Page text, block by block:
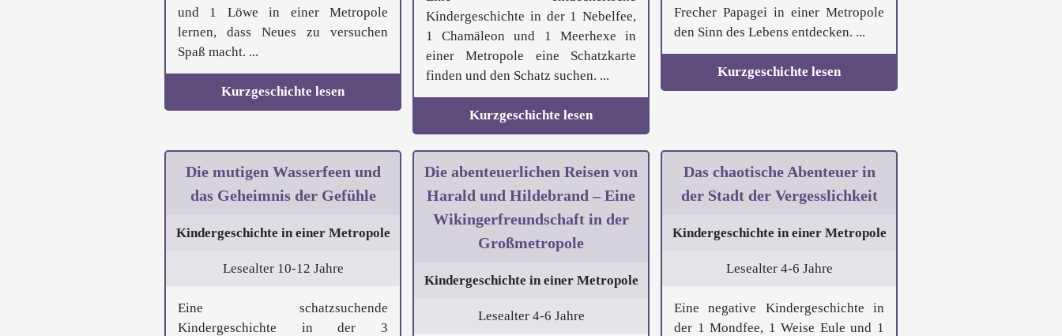
und 1 Löwe in einer Metropole
lernen, dass Neues zu versuchen
Spaß macht. ...
Kurzgeschichte lesen
Kindergeschichte in der 1 Nebelfee,
1 Chamäleon und 1 Meerhexe in
einer Metropole eine Schatzkarte
finden und den Schatz suchen. ...
Kurzgeschichte lesen
Frecher Papagei in einer Metropole
den Sinn des Lebens entdecken. ...
Kurzgeschichte lesen
Die mutigen Wasserfeen und
das Geheimnis der Gefühle
Kindergeschichte in einer Metropole
Lesealter 10-12 Jahre
Eine schatzsuchende
Kindergeschichte in der 3
Die abenteuerlichen Reisen von
Harald und Hildebrand – Eine
Wikingerfreundschaft in der
Großmetropole
Kindergeschichte in einer Metropole
Lesealter 4-6 Jahre
Das chaotische Abenteuer in
der Stadt der Vergesslichkeit
Kindergeschichte in einer Metropole
Lesealter 4-6 Jahre
Eine negative Kindergeschichte in
der 1 Mondfee, 1 Weise Eule und 1